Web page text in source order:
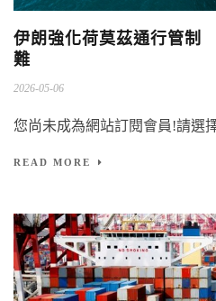
伊朗強化荷莫茲通行管制
難
2026-05-06
您尚未成為網站訂閱會員!請選
READ MORE